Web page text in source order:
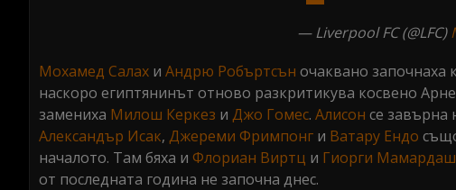
— Liverpool FC (@LFC)
Мохамед Салах и Андрю Робъртсън очаквано започнаха
наскоро египтянинът отново разкритикува косвено
замениха Милош Керкез и Джо Гомес. Алисон се завърна
Александър Исак, Джереми Фримпонг и Ватару Ендо
началото. Там бяха и Флориан Виртц и Гиорги
от последната година не започна днес.